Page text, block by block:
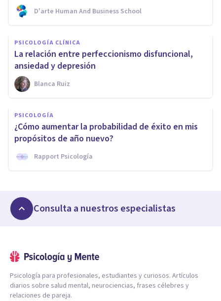
D'arte Human And Business School
PSICOLOGÍA CLÍNICA
La relación entre perfeccionismo disfuncional,
ansiedad y depresión
Blanca Ruiz
PSICOLOGÍA
¿Cómo aumentar la probabilidad de éxito en mis
propósitos de año nuevo?
Rapport Psicología
Consulta a nuestros especialistas
Psicología para profesionales, estudiantes y curiosos. Artículos
diarios sobre salud mental, neurociencias, frases célebres y
relaciones de pareja.